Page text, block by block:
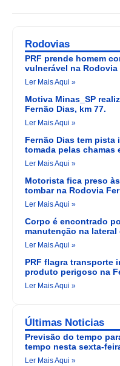
Rodovias
PRF prende homem
vulnerável na Rodovia
Ler Mais Aqui »
Motiva Minas_SP
Fernão Dias, km 77.
Ler Mais Aqui »
Fernão Dias tem pista
tomada pelas chamas
Ler Mais Aqui »
Motorista fica preso
tombar na Rodovia
Ler Mais Aqui »
Corpo é encontrado
manutenção na lateral
Ler Mais Aqui »
PRF flagra transporte
produto perigoso na
Ler Mais Aqui »
Últimas Noticias
Previsão do tempo
tempo nesta sexta-
Ler Mais Aqui »